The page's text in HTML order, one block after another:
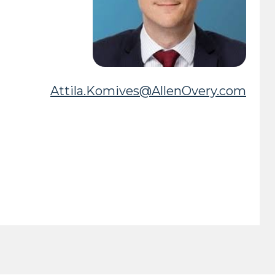
Attila.Komives@AllenOvery.com